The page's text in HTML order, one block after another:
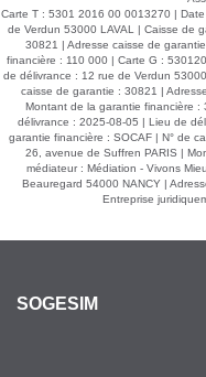
Carte T : 5301 2016 00 0013270 |
de Verdun 53000 LAVAL | Caisse de
30821 | Adresse caisse de
financière : 110 000 | Carte G :
de délivrance : 12 rue de Verdun
caisse de garantie : 30821 |
Montant de la garantie financière
délivrance : 2025-08-05 | Lieu de
garantie financière : SOCAF | N° de
26, avenue de Suffren PARIS |
médiateur : Médiation - Vivons
Beauregard 54000 NANCY |
Entreprise
SOGESIM